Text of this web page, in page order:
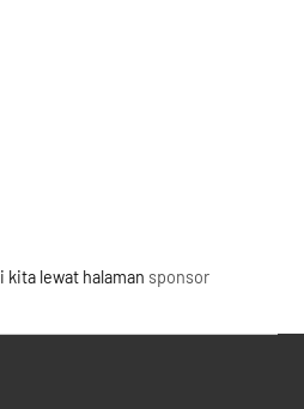
lewat halaman sponsor